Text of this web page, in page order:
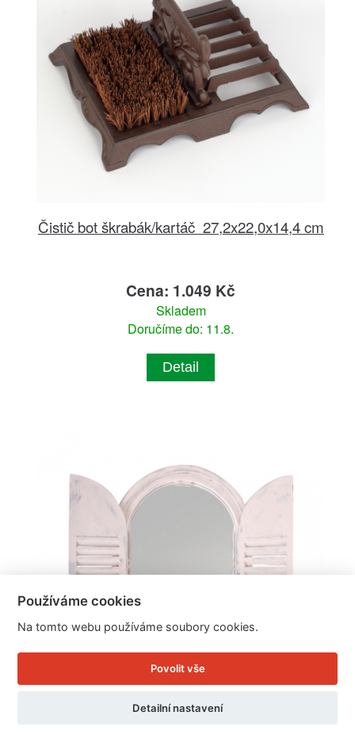
Čistič bot škrabák/kartáč 27,2x22,0x14,4 cm
Cena: 1.049 Kč
Skladem
Doručíme do: 11.8.
Detail
Používáme cookies
Na tomto webu používáme soubory cookies.
Povolit vše
Detailní nastavení